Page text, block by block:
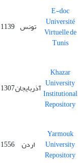
E-doc
Université
Virtuelle de
Tunis
تونس 1139
Khazar
University
Institutional
Repository
آذربایجان1307
Yarmouk
University
Repository
اردن 1556